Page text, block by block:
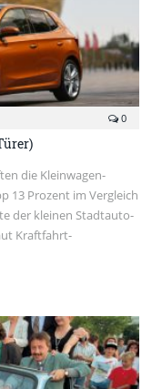
0
die Kleinwagen-
13 Prozent im Vergleich
der kleinen Stadtauto-
Kraftfahrt-